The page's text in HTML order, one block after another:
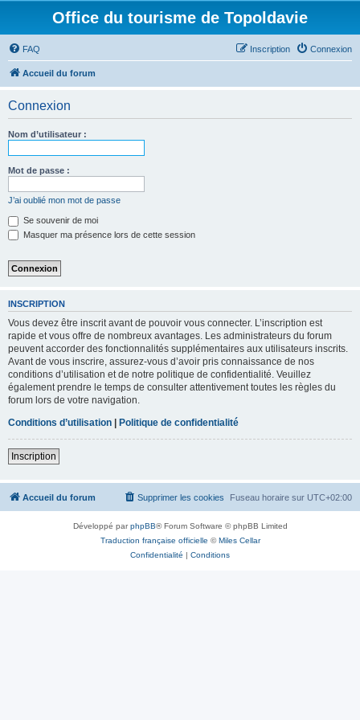
Office du tourisme de Topoldavie
FAQ Connexion
Inscription
Accueil du forum
Connexion
Nom d’utilisateur :
Mot de passe :
J’ai oublié mon mot de passe
Se souvenir de moi
Masquer ma présence lors de cette session
INSCRIPTION
Vous devez être inscrit avant de pouvoir vous connecter. L’inscription est
rapide et vous offre de nombreux avantages. Les administrateurs du forum
peuvent accorder des fonctionnalités supplémentaires aux utilisateurs inscrits.
Avant de vous inscrire, assurez-vous d’avoir pris connaissance de nos
conditions d’utilisation et de notre politique de confidentialité. Veuillez
également prendre le temps de consulter attentivement toutes les règles du
forum lors de votre navigation.
Conditions d’utilisation | Politique de confidentialité
Inscription
Accueil du forum Fuseau horaire sur UTC+02:00
Supprimer les cookies
Développé parphpBB® Forum Software © phpBB Limited
Traduction française officielle ©Miles Cellar
Confidentialité | Conditions